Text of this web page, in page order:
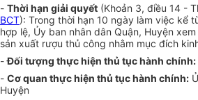
- Thời hạn giải quyết (Khoản 3, điều 14 -
BCT): Trong thời hạn 10 ngày làm việc kể
hợp lệ, Ủy ban nhân dân Quận, Huyện
sản xuất rượu thủ công nhằm mục đích
-Đối tượng thực hiện thủ tục hành chính:
- Cơ quan thực hiện thủ tục hành chính:
Huyện